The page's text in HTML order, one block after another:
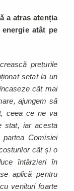
a atras atenția
atât pe
prețurile
setat la un
cât mai
ajungem să
ceea ce ne va
stat, iar acesta
Comisiei
cât și o
întârzieri în
aplică pentru
venituri foarte